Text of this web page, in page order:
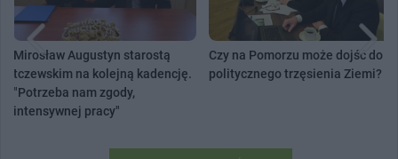
Mirosław Augustyn starostą
tczewskim na kolejną kadencję.
"Potrzeba nam zgody,
intensywnej pracy"
Czy na Pomorzu może dojść do
politycznego trzęsienia Ziemi?